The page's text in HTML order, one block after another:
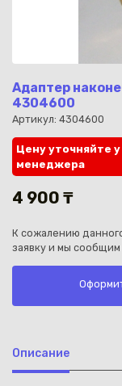
Адаптер
4304600
Артикул: 4304600
Цену уточняйте у
менеджера
4 900 ₸
К сожалению
заявку и мы сообщим
Описание